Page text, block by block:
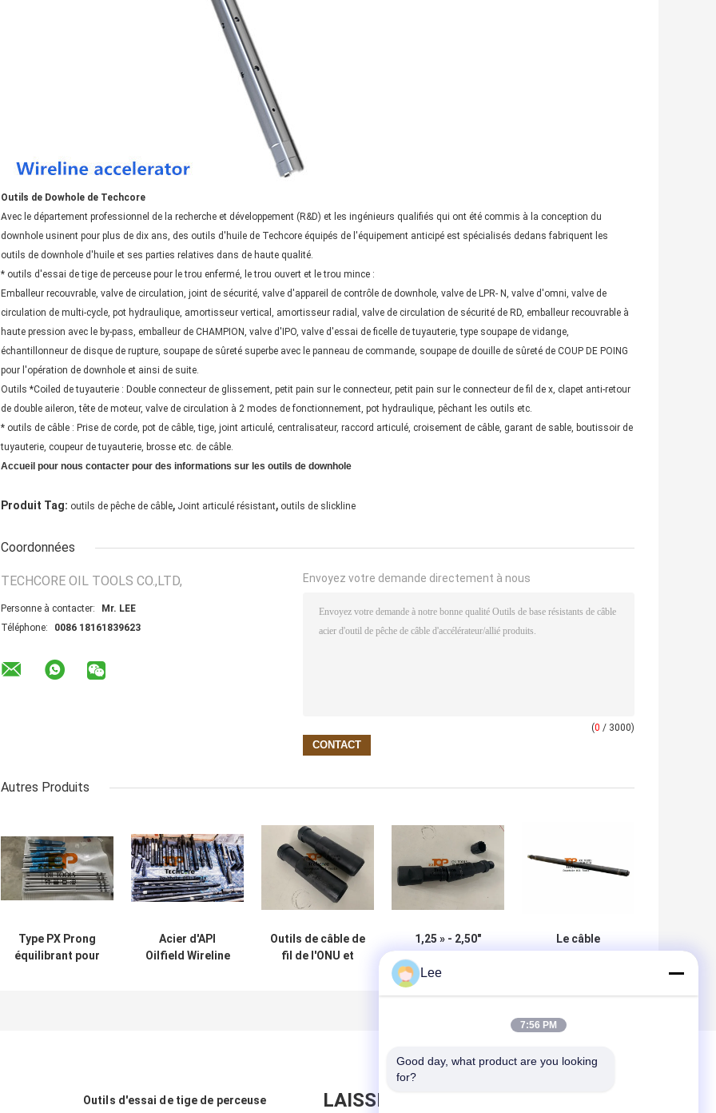
Outils de Dowhole de Techcore
Avec le département professionnel de la recherche et développement (R&D) et les ingénieurs qualifiés qui ont été commis à la conception du
downhole usinent pour plus de dix ans, des outils d'huile de Techcore équipés de l'équipement anticipé est spécialisés dedans fabriquent les
outils de downhole d'huile et ses parties relatives dans de haute qualité.
* outils d'essai de tige de perceuse pour le trou enfermé, le trou ouvert et le trou mince :
Emballeur recouvrable, valve de circulation, joint de sécurité, valve d'appareil de contrôle de downhole, valve de LPR- N, valve d'omni, valve de
circulation de multi-cycle, pot hydraulique, amortisseur vertical, amortisseur radial, valve de circulation de sécurité de RD, emballeur recouvrable à
haute pression avec le by-pass, emballeur de CHAMPION, valve d'IPO, valve d'essai de ficelle de tuyauterie, type soupape de vidange,
échantillonneur de disque de rupture, soupape de sûreté superbe avec le panneau de commande, soupape de douille de sûreté de COUP DE POING
pour l'opération de downhole et ainsi de suite.
Outils *Coiled de tuyauterie : Double connecteur de glissement, petit pain sur le connecteur, petit pain sur le connecteur de fil de x, clapet anti-retour
de double aileron, tête de moteur, valve de circulation à 2 modes de fonctionnement, pot hydraulique, pêchant les outils etc.
* outils de câble : Prise de corde, pot de câble, tige, joint articulé, centralisateur, raccord articulé, croisement de câble, garant de sable, boutissoir de
tuyauterie, coupeur de tuyauterie, brosse etc. de câble.
Accueil pour nous contacter pour des informations sur les outils de downhole
Produit Tag: outils de pêche de câble, Joint articulé résistant, outils de slickline
Coordonnées
TECHCORE OIL TOOLS CO.,LTD,
Personne à contacter:
Mr. LEE
Téléphone:
0086 18161839623
Envoyez votre demande directement à nous
(0 / 3000)
Autres Produits
Type PX Prong
équilibrant pour
Acier d'API
Oilfield Wireline
Outils de câble de
fil de l'ONU et
1,25 » - 2,50"
joint articulé de
Le câble
Outils d'essai de tige de perceuse LAISSEZ UN MESSAGE
Lee
7:56 PM
Good day, what product are you looking
for?